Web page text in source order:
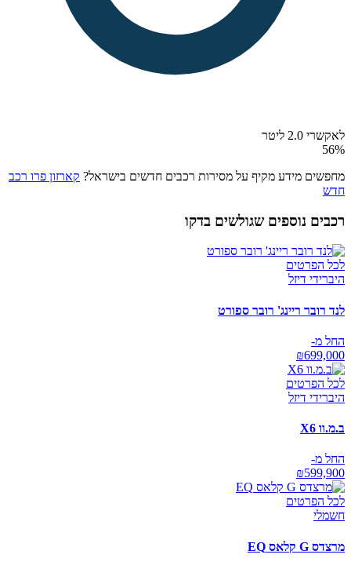
לאקשרי 2.0 ליטר
56%
מחפשים מידע מקיף על מסירות רכבים חדשים בישראל? קארזון פרו רכב
חדש
רכבים נוספים שגולשים בדקו
לכל הפרטים
היברידי דיזל
לנד רובר ריינג' רובר ספורט
החל מ-
₪699,000
לכל הפרטים
היברידי דיזל
ב.מ.וו X6
החל מ-
₪599,900
לכל הפרטים
חשמלי
מרצדס G קלאס EQ